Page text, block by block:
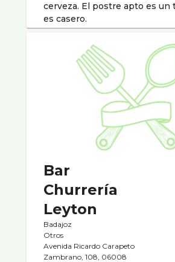
cerveza. El postre apto es un
es casero.
Bar
Churrerí­a
Leyton
Badajoz
Otros
Avenida Ricardo Carapeto
Zambrano, 108, 06008